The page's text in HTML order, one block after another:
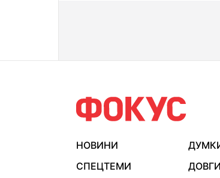
НОВИНИ
СПЕЦТЕМИ